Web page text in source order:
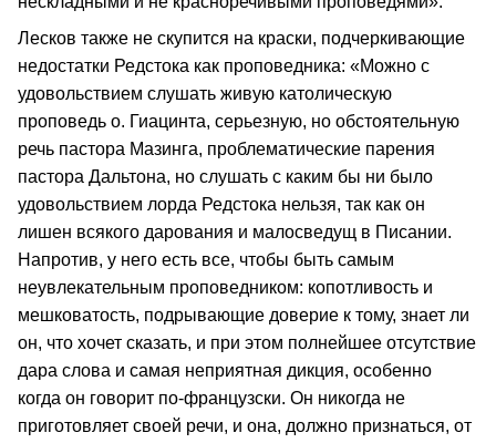
Лесков также не скупится на краски, подчеркивающие
недостатки Редстока как проповедника: «Можно с
удовольствием слушать живую католическую
проповедь о. Гиацинта, серьезную, но обстоятельную
речь пастора Мазинга, проблематические парения
пастора Дальтона, но слушать с каким бы ни было
удовольствием лорда Редстока нельзя, так как он
лишен всякого дарования и малосведущ в Писании.
Напротив, у него есть все, чтобы быть самым
неувлекательным проповедником: копотливость и
мешковатость, подрывающие доверие к тому, знает ли
он, что хочет сказать, и при этом полнейшее отсутствие
дара слова и самая неприятная дикция, особенно
когда он говорит по-французски. Он никогда не
приготовляет своей речи, и она, должно признаться, от